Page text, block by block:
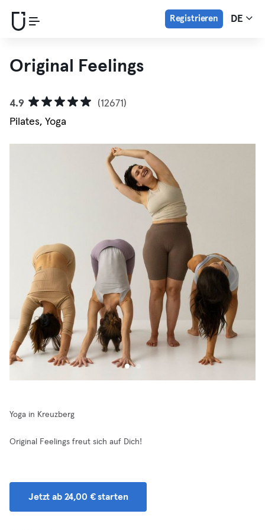
Registrieren DE
Original Feelings
4.9
(12671)
Pilates, Yoga
Yoga in Kreuzberg
Original Feelings freut sich auf Dich!
Jetzt ab 24,00 € starten